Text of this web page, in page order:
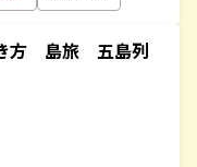
方 島旅 五島列